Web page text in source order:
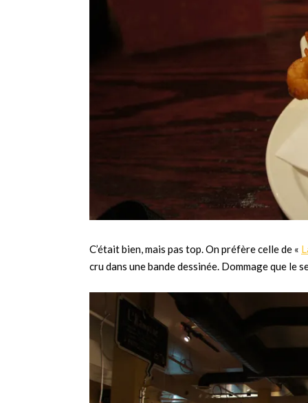
C’était bien, mais pas top. On préfère celle de «
cru dans une bande dessinée. Dommage que le